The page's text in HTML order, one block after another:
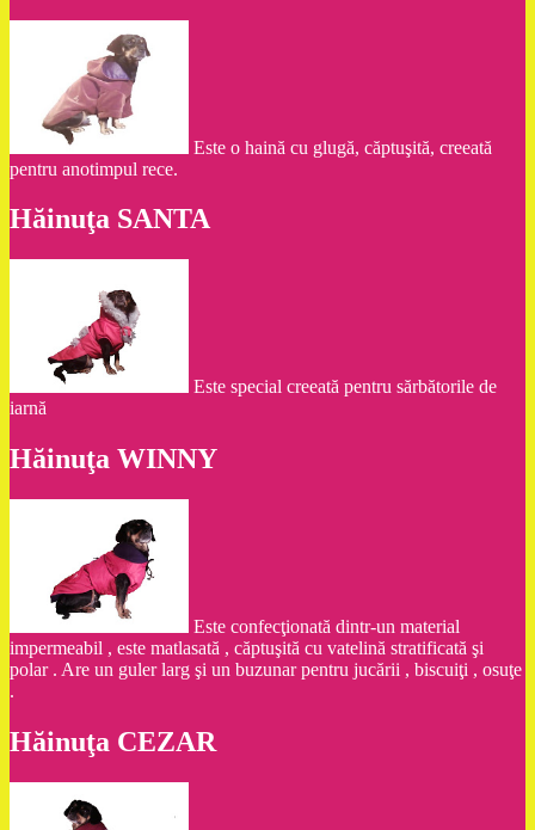
Este o haină cu glugă, căptuşită, creeată
pentru anotimpul rece.
Hăinuţa SANTA
Este special creeată pentru sărbătorile de
iarnă
Hăinuţa WINNY
Este confecţionată dintr-un material
impermeabil , este matlasată , căptuşită cu vatelină stratificată şi
polar . Are un guler larg şi un buzunar pentru jucării , biscuiţi , osuţe
.
Hăinuţa CEZAR